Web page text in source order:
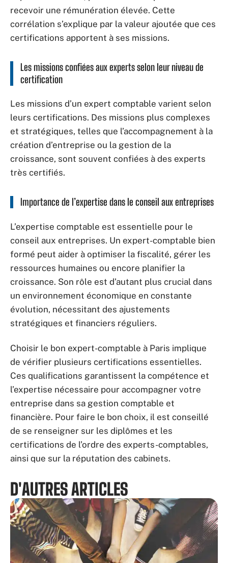
recevoir une rémunération élevée. Cette
corrélation s’explique par la valeur ajoutée que ces
certifications apportent à ses missions.
Les missions confiées aux experts selon leur niveau de
certification
Les missions d’un expert comptable varient selon
leurs certifications. Des missions plus complexes
et stratégiques, telles que l’accompagnement à la
création d’entreprise ou la gestion de la
croissance, sont souvent confiées à des experts
très certifiés.
Importance de l’expertise dans le conseil aux entreprises
L’expertise comptable est essentielle pour le
conseil aux entreprises. Un expert-comptable bien
formé peut aider à optimiser la fiscalité, gérer les
ressources humaines ou encore planifier la
croissance. Son rôle est d’autant plus crucial dans
un environnement économique en constante
évolution, nécessitant des ajustements
stratégiques et financiers réguliers.
Choisir le bon expert-comptable à Paris implique
de vérifier plusieurs certifications essentielles.
Ces qualifications garantissent la compétence et
l’expertise nécessaire pour accompagner votre
entreprise dans sa gestion comptable et
financière. Pour faire le bon choix, il est conseillé
de se renseigner sur les diplômes et les
certifications de l’ordre des experts-comptables,
ainsi que sur la réputation des cabinets.
D'AUTRES ARTICLES